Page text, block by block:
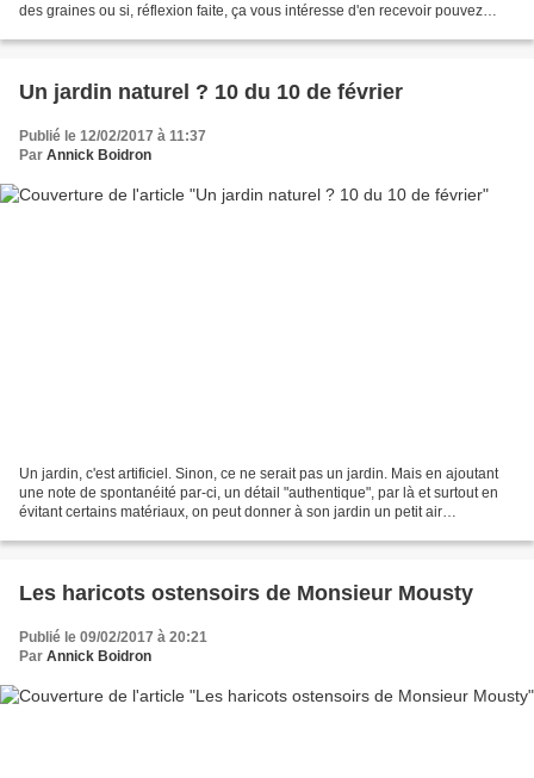
des graines ou si, réflexion faite, ça vous intéresse d'en recevoir pouvez
Un jardin naturel ? 10 du 10 de février
Publié le 12/02/2017 à 11:37
Par Annick Boidron
Un jardin, c'est artificiel. Sinon, ce ne serait pas un jardin. Mais en ajoutant
une note de spontanéité par-ci, un détail "authentique", par là et surtout en
évitant certains matériaux, on peut donner à son jardin un petit air
Les haricots ostensoirs de Monsieur Mousty
Publié le 09/02/2017 à 20:21
Par Annick Boidron